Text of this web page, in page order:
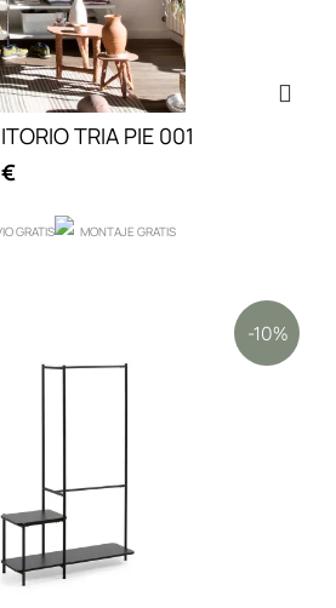
TRIA PIE 001
GRATIS MONTAJE GRATIS
-10%